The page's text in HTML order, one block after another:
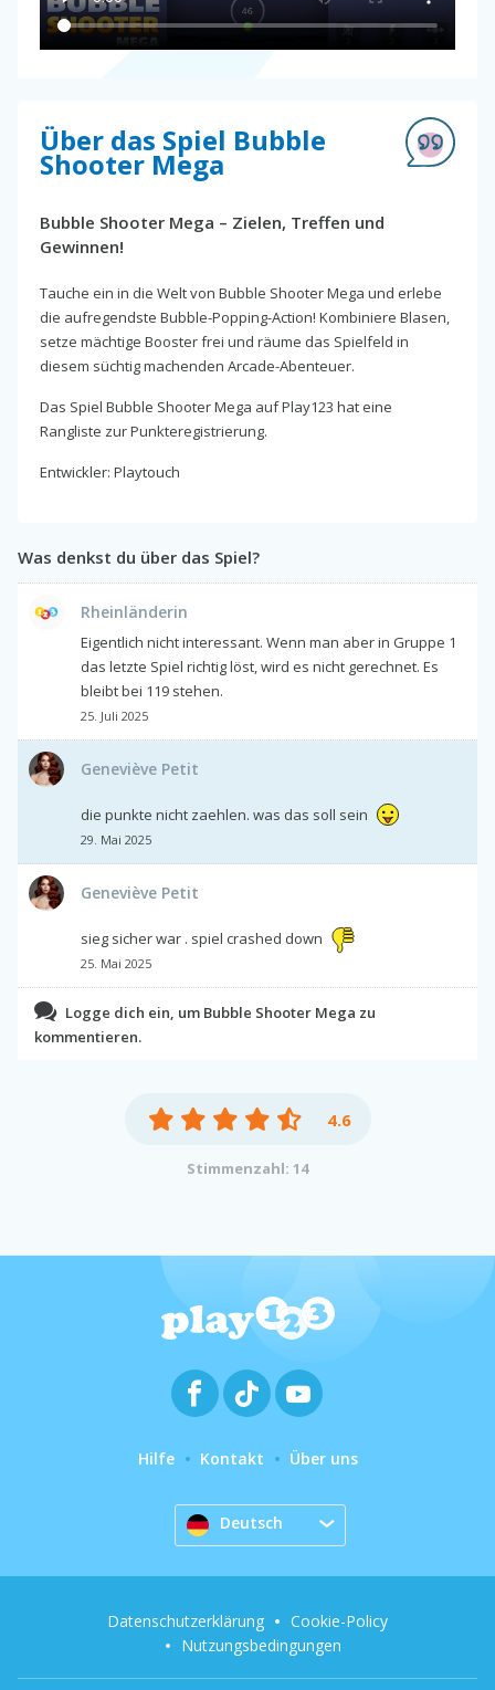
Über das Spiel Bubble
Shooter Mega
Bubble Shooter Mega – Zielen, Treffen und
Gewinnen!
Tauche ein in die Welt von Bubble Shooter Mega und erlebe
die aufregendste Bubble-Popping-Action! Kombiniere Blasen,
setze mächtige Booster frei und räume das Spielfeld in
diesem süchtig machenden Arcade-Abenteuer.
Das Spiel Bubble Shooter Mega auf Play123 hat eine
Rangliste zur Punkteregistrierung.
Entwickler: Playtouch
Was denkst du über das Spiel?
Rheinländerin
Eigentlich nicht interessant. Wenn man aber in Gruppe 1
das letzte Spiel richtig löst, wird es nicht gerechnet. Es
bleibt bei 119 stehen.
25. Juli 2025
Geneviève Petit
die punkte nicht zaehlen. was das soll sein
29. Mai 2025
Geneviève Petit
sieg sicher war . spiel crashed down
25. Mai 2025
Logge dich ein, um Bubble Shooter Mega zu
kommentieren.
4.6
Stimmenzahl: 14
Hilfe Kontakt Über uns
Deutsch
Datenschutzerklärung
Cookie-Policy
Nutzungsbedingungen